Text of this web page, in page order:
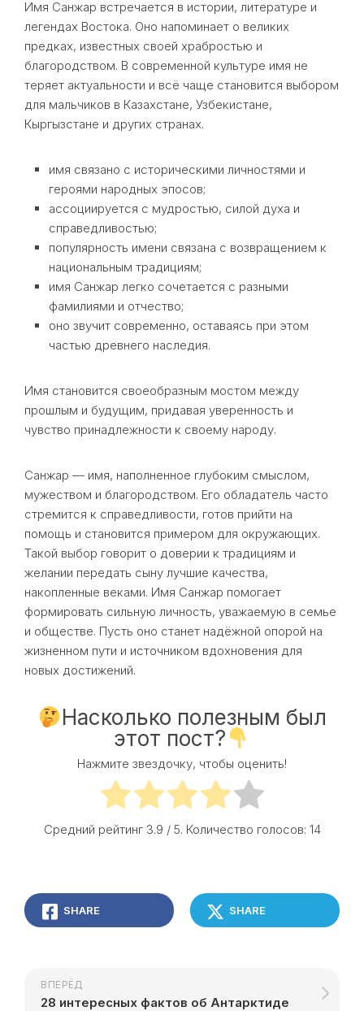
Имя Санжар встречается в истории, литературе и
легендах Востока. Оно напоминает о великих
предках, известных своей храбростью и
благородством. В современной культуре имя не
теряет актуальности и всё чаще становится выбором
для мальчиков в Казахстане, Узбекистане,
Кыргызстане и других странах.
имя связано с историческими личностями и
героями народных эпосов;
ассоциируется с мудростью, силой духа и
справедливостью;
популярность имени связана с возвращением к
национальным традициям;
имя Санжар легко сочетается с разными
фамилиями и отчество;
оно звучит современно, оставаясь при этом
частью древнего наследия.
Имя становится своеобразным мостом между
прошлым и будущим, придавая уверенность и
чувство принадлежности к своему народу.
Санжар — имя, наполненное глубоким смыслом,
мужеством и благородством. Его обладатель часто
стремится к справедливости, готов прийти на
помощь и становится примером для окружающих.
Такой выбор говорит о доверии к традициям и
желании передать сыну лучшие качества,
накопленные веками. Имя Санжар помогает
формировать сильную личность, уважаемую в семье
и обществе. Пусть оно станет надёжной опорой на
жизненном пути и источником вдохновения для
новых достижений.
Насколько полезным был
этот пост?
Нажмите звездочку, чтобы оценить!
Средний рейтинг 3.9 / 5. Количество голосов: 14
SHARE SHARE
ВПЕРЁД
28 интересных фактов об Антарктиде